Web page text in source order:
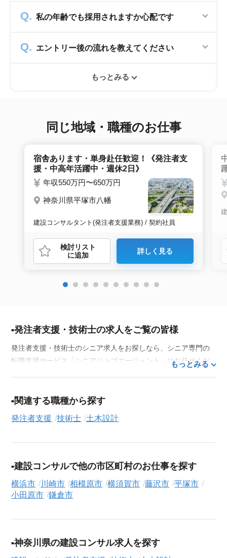
していますので、転職希望者の方からは費用は
一切発生致しません。
私の年齢でも採用されますか心配です
業のみ掲載をしています。60代・70代以上の
就職実績も多数ありますので年齢に気負いせず
ぜひ紹介依頼へ進んでください。
エントリー後の流れを教えてください
ーとヒアリングのお時間を頂きます。その後希
もっとみる
同じ地域・職種のお仕事
宿舎あります・単身赴任歓迎！《発注者支
援・中高年活躍中・週休2日》
年収550万円〜650万円
神奈川県平塚市八幡
建設コンサルタント(発注者支援業務) / 契約社員
検討リスト
に追加
詳しく見る
発注者支援・技術士の求人をご覧の皆様
発注者支援・技術士のシニア求人をお探しなら、シニア専門の
転職支援サービス「シニアジョブエージェント」にお任せくだ
を徹底的にサポートします。この求人を含む
サービスだけの非公開求人です。
ご利用の流れ
る」ボタンからご登録ください。シニア専門のキャリアアドバ
イザーが、これまでのご経歴やご希望を丁寧にヒアリングし、
職務経歴書の作成から面接対策、企業との条件交渉まで、転職
シニアジョブエージェントでは、豊富な求人情報の中から、あ
なたの希望に合ったお仕事を簡単に見つけられます。雇用形態
もっとみる
関連する職種から探す
発注者支援 技術士 土木設計
建設コンサルで他の市区町村のお仕事を探す
横浜市 川崎市 相模原市 横須賀市 藤沢市
平塚市
小田原市
鎌倉市
神奈川県の建設コンサル求人を探す